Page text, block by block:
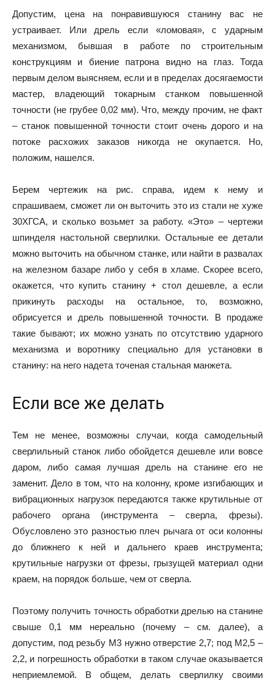
Допустим, цена на понравившуюся станину вас не
устраивает. Или дрель если «ломовая», с ударным
механизмом, бывшая в работе по строительным
конструкциям и биение патрона видно на глаз. Тогда
первым делом выясняем, если и в пределах досягаемости
мастер, владеющий токарным станком повышенной
точности (не грубее 0,02 мм). Что, между прочим, не факт
– станок повышенной точности стоит очень дорого и на
потоке расхожих заказов никогда не окупается. Но,
положим, нашелся.
Берем чертежик на рис. справа, идем к нему и
спрашиваем, сможет ли он выточить это из стали не хуже
30ХГСА, и сколько возьмет за работу. «Это» – чертежи
шпинделя настольной сверлилки. Остальные ее детали
можно выточить на обычном станке, или найти в развалах
на железном базаре либо у себя в хламе. Скорее всего,
окажется, что купить станину + стол дешевле, а если
прикинуть расходы на остальное, то, возможно,
обрисуется и дрель повышенной точности. В продаже
такие бывают; их можно узнать по отсутствию ударного
механизма и воротнику специально для установки в
станину: на него надета точеная стальная манжета.
Если все же делать
Тем не менее, возможны случаи, когда самодельный
сверлильный станок либо обойдется дешевле или вовсе
даром, либо самая лучшая дрель на станине его не
заменит. Дело в том, что на колонну, кроме изгибающих и
вибрационных нагрузок передаются также крутильные от
рабочего органа (инструмента – сверла, фрезы).
Обусловлено это разностью плеч рычага от оси колонны
до ближнего к ней и дальнего краев инструмента;
крутильные нагрузки от фрезы, грызущей материал одни
краем, на порядок больше, чем от сверла.
Поэтому получить точность обработки дрелью на станине
свыше 0,1 мм нереально (почему – см. далее), а
допустим, под резьбу М3 нужно отверстие 2,7; под М2,5 –
2,2, и погрешность обработки в таком случае оказывается
неприемлемой. В общем, делать сверлилку своими